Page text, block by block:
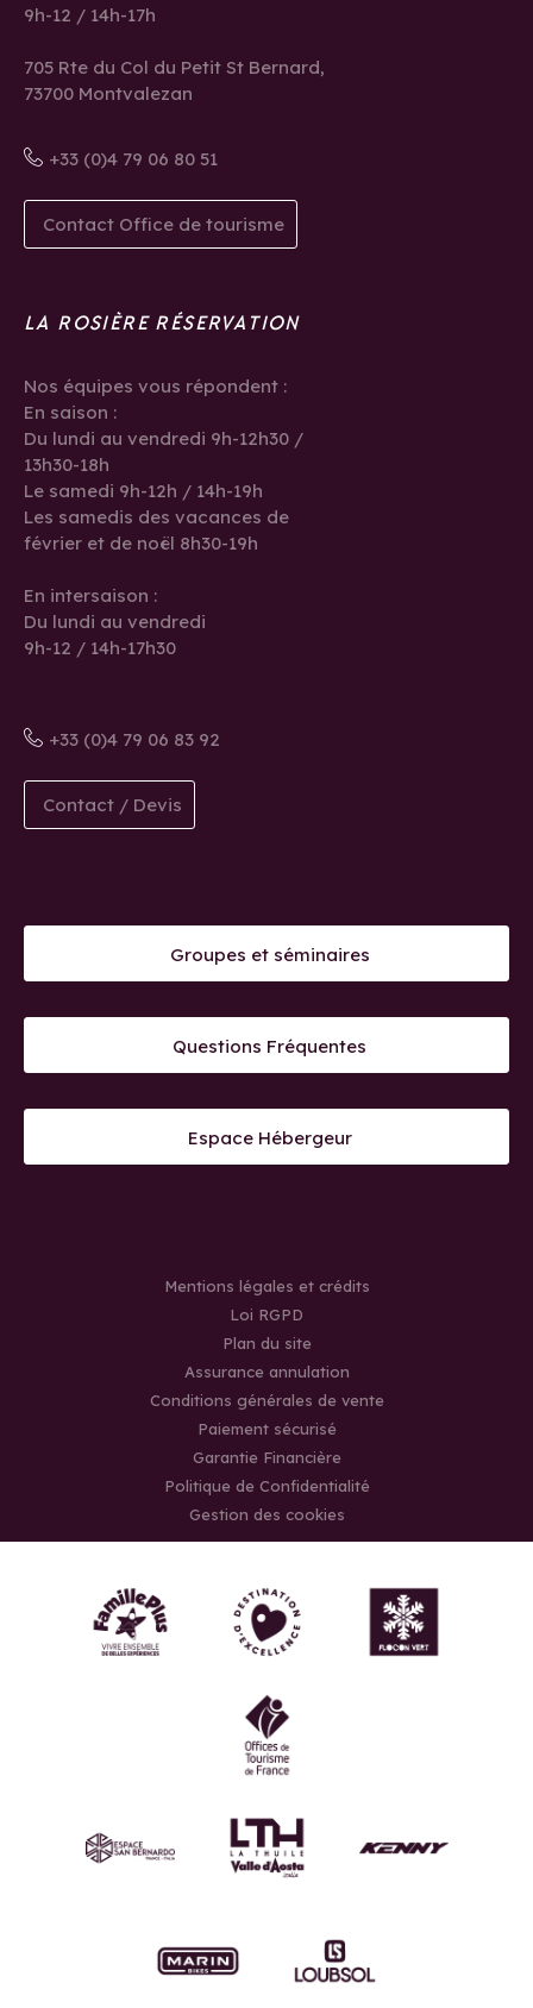
9h-12 / 14h-17h
705 Rte du Col du Petit St Bernard,
73700 Montvalezan
+33 (0)4 79 06 80 51
Contact Office de tourisme
LA ROSIÈRE RÉSERVATION
Nos équipes vous répondent :
En saison :
Du lundi au vendredi 9h-12h30 /
13h30-18h
Le samedi 9h-12h / 14h-19h
Les samedis des vacances de
février et de noël 8h30-19h
En intersaison :
Du lundi au vendredi
9h-12 / 14h-17h30
+33 (0)4 79 06 83 92
Contact / Devis
Groupes et séminaires
Questions Fréquentes
Espace Hébergeur
Mentions légales et crédits
Loi RGPD
Plan du site
Assurance annulation
Conditions générales de vente
Paiement sécurisé
Garantie Financière
Politique de Confidentialité
Gestion des cookies